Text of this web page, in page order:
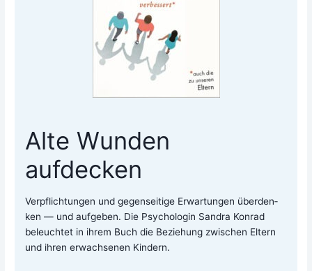
Alte Wunden
aufdecken
Ver­pflich­tun­gen und gegen­sei­ti­ge Erwar­tun­gen über­den­
ken — und auf­ge­ben. Die Psy­cho­lo­gin San­dra Kon­rad
beleuch­tet in ihrem Buch die Bezie­hung zwi­schen Eltern
und ihren erwach­se­nen Kin­dern.